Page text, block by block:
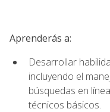
Aprenderás a:
Desarrollar
incluyendo el
búsquedas en
técnicos básicos.